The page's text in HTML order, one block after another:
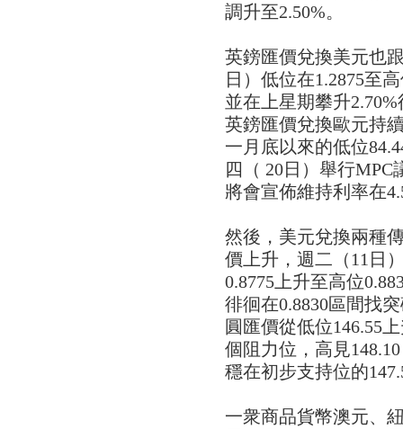
調升至2.50%。
英鎊匯價兌換美元也
日）低位在1.2875至
並在上星期攀升
英鎊匯價兌換歐元持
一月底以來的低位
四（ 20日）舉行
將會宣佈維持利率在
然後，美元兌換兩種
價上升，週二（11日
0.8775上升至高位
徘徊在0.8830區間找
圓匯價從低位146.55
個阻力位，高見
穩在初步支持位的
一衆商品貨幣澳元、